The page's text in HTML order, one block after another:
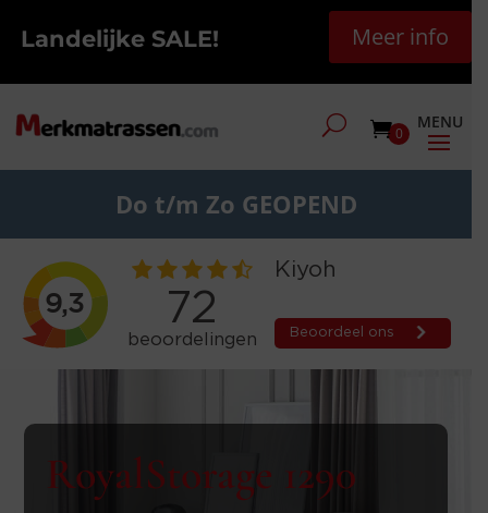
Landelijke SALE! Meer info
0
Do t/m Zo GEOPEND
RoyalStorage 1290